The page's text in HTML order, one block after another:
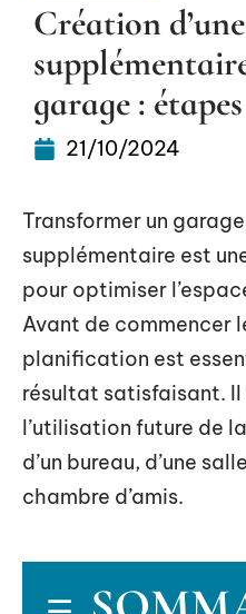
Création
garage :
21/10/2024
Transformer un
supplémentaire est
pour optimiser
Avant de commencer
planification est
résultat satisfaisant. Il
l’utilisation future de
d’un bureau, d’une
chambre d’amis.